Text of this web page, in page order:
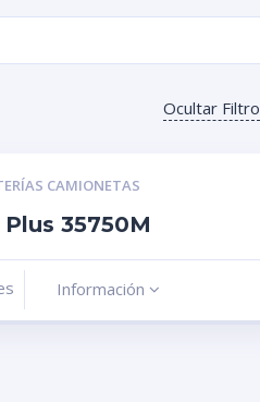
Ocultar Filtro
CAMIONETAS
35750M
Información